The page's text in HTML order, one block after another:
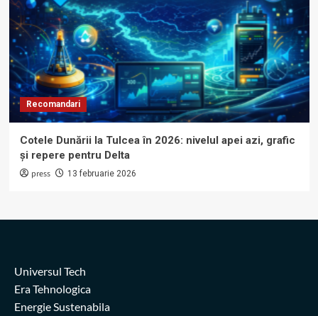
Recomandari
Cotele Dunării la Tulcea în 2026: nivelul apei azi, grafic
și repere pentru Delta
press 13 februarie 2026
Universul Tech
Era Tehnologica
Energie Sustenabila